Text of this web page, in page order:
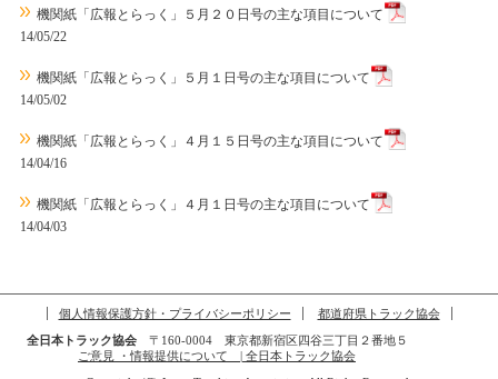
機関紙「広報とらっく」５月２０日号の主な項目について
14/05/22
機関紙「広報とらっく」５月１日号の主な項目について
14/05/02
機関紙「広報とらっく」４月１５日号の主な項目について
14/04/16
機関紙「広報とらっく」４月１日号の主な項目について
14/04/03
個人情報保護方針・プライバシーポリシー
都道府県トラック協会
全日本トラック協会〒160-0004 東京都新宿区四谷三丁目２番地５
ご意見 ・情報提供について | 全日本トラック協会